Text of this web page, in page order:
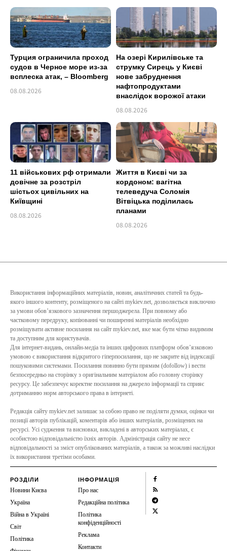
Турция ограничила проход
судов в Черное море из-за
всплеска атак, – Bloomberg
08.08.2026
На озері Кирилівське та
струмку Сирець у Києві
нове забруднення
нафтопродуктами
внаслідок ворожої атаки
08.08.2026
11 військових рф отримали
довічне за розстріл
шістьох цивільних на
Київщині
08.08.2026
Життя в Києві чи за
кордоном: вагітна
телеведуча Соломія
Вітвіцька поділилась
планами
08.08.2026
Використання інформаційних матеріалів, новин, аналітичних статей та будь-
якого іншого контенту, розміщеного на сайті mykiev.net, дозволяється виключно
за умови обов’язкового зазначення першоджерела. При повному або
частковому передруку, копіюванні чи поширенні матеріалів необхідно
розміщувати активне посилання на сайт mykiev.net, яке має бути чітко видимим
та доступним для користувачів.
Для інтернет-видань, онлайн-медіа та інших цифрових платформ обов’язковою
умовою є використання відкритого гіперпосилання, що не закрите від індексації
пошуковими системами. Посилання повинно бути прямим (dofollow) і вести
безпосередньо на сторінку з оригінальним матеріалом або головну сторінку
ресурсу. Це забезпечує коректне посилання на джерело інформації та сприяє
дотриманню норм авторського права в інтернеті.
Редакція сайту mykiev.net залишає за собою право не поділяти думки, оцінки чи
позиції авторів публікацій, коментарів або інших матеріалів, розміщених на
ресурсі. Усі судження та висновки, викладені в авторських матеріалах, є
особистою відповідальністю їхніх авторів. Адміністрація сайту не несе
відповідальності за зміст опублікованих матеріалів, а також за можливі наслідки
їх використання третіми особами.
РОЗДІЛИ
Новини Києва
Україна
Війна в Україні
Світ
Політика
ІНФОРМАЦІЯ
Про нас
Редакційна політика
Політика
конфіденційності
Реклама
Контакти